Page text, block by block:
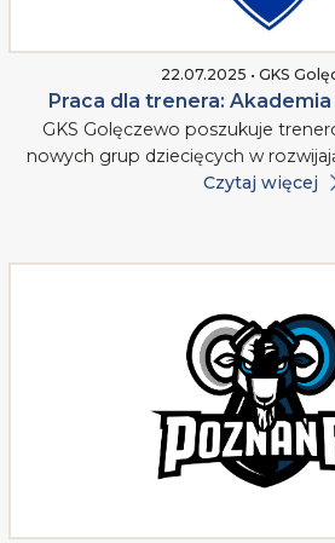
22.07.2025 • GKS
Praca dla trenera:
GKS Golęczewo poszukuje
nowych grup dziecięcych w
Czytaj więcej